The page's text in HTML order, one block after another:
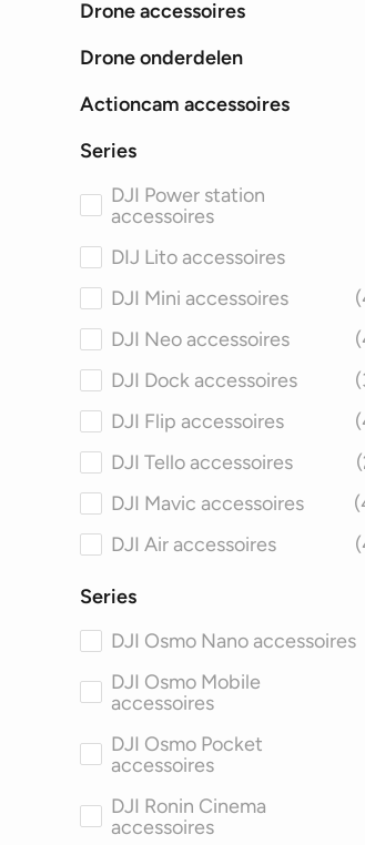
Drone accessoires
Drone onderdelen
Actioncam accessoires
Series
DJI Power station
accessoires
DIJ Lito accessoires
DJI Mini accessoires
DJI Neo accessoires
DJI Dock accessoires
DJI Flip accessoires
DJI Tello accessoires
DJI Mavic accessoires
DJI Air accessoires
DJI Phantom accessoires
DJI Matrice accessoires
DJI Spark accessoires
DJI Agras accessoires
Series
DJI Osmo Nano accessoires
DJI Osmo Mobile
accessoires
DJI Osmo Pocket
accessoires
DJI Ronin Cinema
accessoires